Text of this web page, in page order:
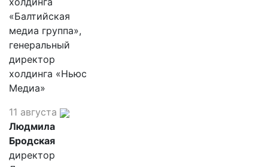
«Балтийская
медиа группа»,
генеральный
директор
холдинга «Ньюс
Медиа»
11 августа
Людмила
Бродская
директор